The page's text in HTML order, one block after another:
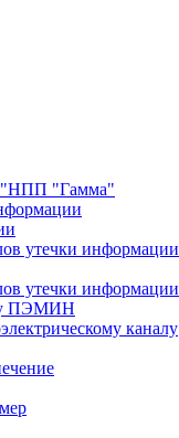
"НПП "Гамма"
утечки информации
утечки информации
ПЭМИН
каналу